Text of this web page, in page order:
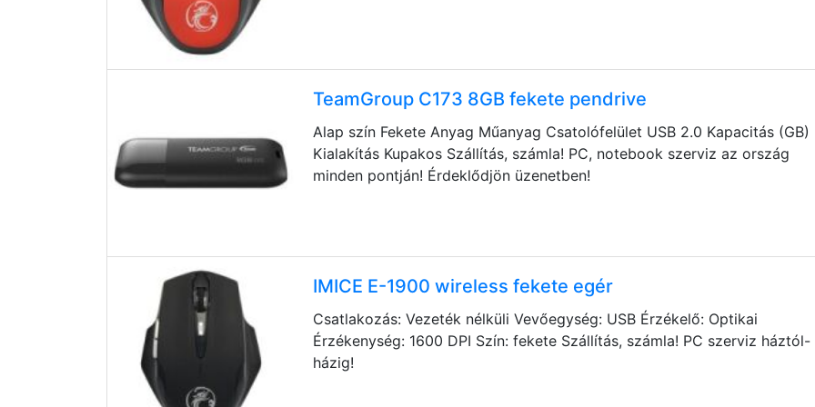
TeamGroup C173 8GB fekete pendrive
Alap szín Fekete Anyag Műanyag Csatolófelület USB 2.0 Kapacitás (GB)
Kialakítás Kupakos Szállítás, számla! PC, notebook szerviz az ország
minden pontján! Érdeklődjön üzenetben!
IMICE E-1900 wireless fekete egér
Csatlakozás: Vezeték nélküli Vevőegység: USB Érzékelő: Optikai
Érzékenység: 1600 DPI Szín: fekete Szállítás, számla! PC szerviz háztól-
házig!